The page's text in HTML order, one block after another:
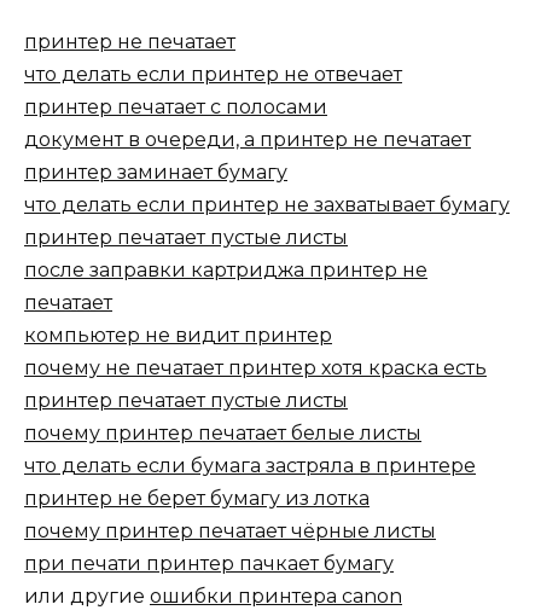
принтер не печатает
что делать если принтер не отвечает
принтер печатает с полосами
документ в очереди, а принтер не печатает
принтер заминает бумагу
что делать если принтер не захватывает бумагу
принтер печатает пустые листы
после заправки картриджа принтер не
печатает
компьютер не видит принтер
почему не печатает принтер хотя краска есть
принтер печатает пустые листы
почему принтер печатает белые листы
что делать если бумага застряла в принтере
принтер не берет бумагу из лотка
почему принтер печатает чёрные листы
при печати принтер пачкает бумагу
или другие ошибки принтера canon